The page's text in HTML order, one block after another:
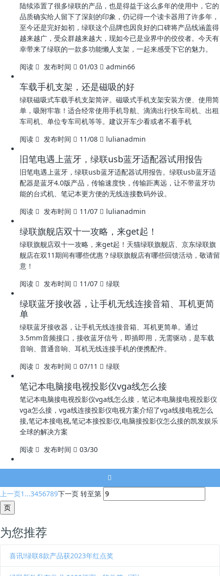
陆续添置了很多绿联的产品，也是得益于这么多年的使用中，它的
品质确实给人留下了深刻的印象，仍记得一个读卡器用了许多年，
至今还是完好如初，绿联这个品牌也因良好的口碑将产品线涵盖得
越来越广，受众群越来越大，现如今已是业界中的佼佼者。今天有
幸带来了绿联的一款多功能懒人支架，一起来感受下它的魅力。
阅读
发布时间 01/03 admin66
车载手机支架，还是磁吸的好
绿联磁吸式车载手机支架简评。磁吸式手机支架安装方便、使用简
单，吸附牢靠！适合经常使用手机导航、滴滴出行快车司机、出租
车司机、单位专车司机等等。建议开车少看或者不看手机
阅读
发布时间 11/08 lulianadmin
旧笔电遇上蓝牙，绿联usb蓝牙适配器试用报告
旧笔电遇上蓝牙，绿联usb蓝牙适配器试用报告。绿联usb蓝牙适
配器是蓝牙4.0版产品，传输速度快，传输距离远，让不带蓝牙功
能的台式机、笔记本更方便的无线连接数码外设。
阅读
发布时间 11/07 lulianadmin
绿联旗舰店双十一攻略，来get起！
绿联旗舰店双十一攻略，来get起！天猫绿联旗舰店、京东绿联旗
舰店在双11期间有哪些优惠？绿联旗舰店有哪些回馈活动，敬请留
意！
阅读
发布时间 11/07 绿联
绿联蓝牙接收器，让手机无线连接音箱、耳机更简
单
绿联蓝牙接收器，让手机无线连接音箱、耳机更简单。通过
3.5mm音频接口，接收蓝牙信号，即插即用，无需驱动，是车载
音响、普通音响、耳机无线连接手机的便携配件。
阅读
发布时间 07/11 绿联
笔记本电脑接电视投影仪vga线怎么接
笔记本电脑接电视投影仪vga线怎么接，笔记本电脑接电视投影仪
vga怎么接，vga线连接投影仪电视方案介绍了vga线接电视怎么
接,笔记本接电视,笔记本接投影仪,电脑接投影仪怎么接的凯发娱乐
全球的解决方案
阅读
发布时间 03/30
上一页1...3456789下一页 转至第
为您推荐
喜讯!绿联8款产品获2023年红点奖